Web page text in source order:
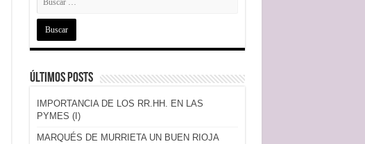
Últimos Posts
IMPORTANCIA DE LOS RR.HH. EN LAS
PYMES (I)
MARQUÉS DE MURRIETA UN BUEN RIOJA